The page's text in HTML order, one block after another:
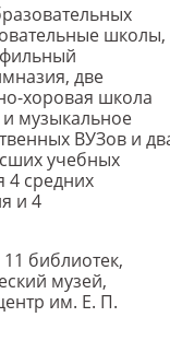
школы,
две
хоровая школа
музыкальное
ВУЗов и
учебных
4 средних
и 4
библиотек,
музей,
им. Е. П.